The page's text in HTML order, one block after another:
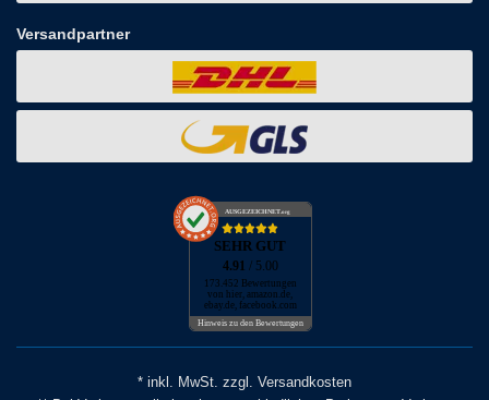
Versandpartner
AUSGEZEICHNET.org
SEHR GUT
4.91 / 5.00
173.452 Bewertungen
von hier, amazon.de,
ebay.de, facebook.com
Hinweis zu den Bewertungen
* inkl. MwSt. zzgl. Versandkosten